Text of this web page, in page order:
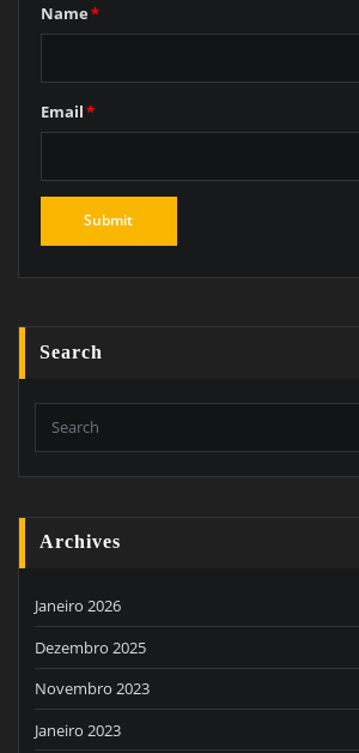
Name*
Email*
Search
Archives
Janeiro 2026
Dezembro 2025
Novembro 2023
Janeiro 2023